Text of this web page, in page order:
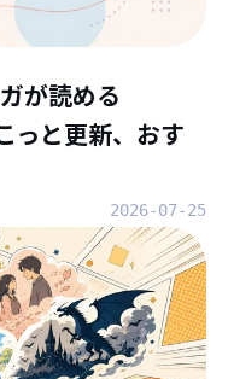
が読める
っと更新、おす
2026-07-25